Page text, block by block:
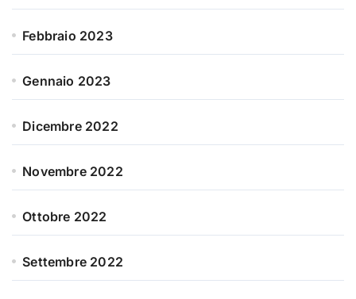
Febbraio 2023
Gennaio 2023
Dicembre 2022
Novembre 2022
Ottobre 2022
Settembre 2022